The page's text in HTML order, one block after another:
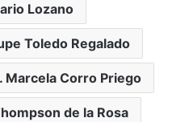
Lozano
Toledo Regalado
Marcela Corro Priego
de la Rosa